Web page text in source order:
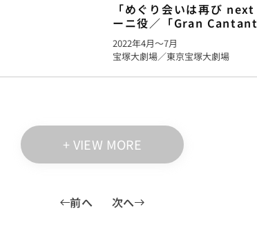
「めぐり会いは再び
ーニ役／「Gran
2022年4月〜7月
宝塚大劇場／東京宝塚大劇場
+ VIEW MORE
前へ 次へ